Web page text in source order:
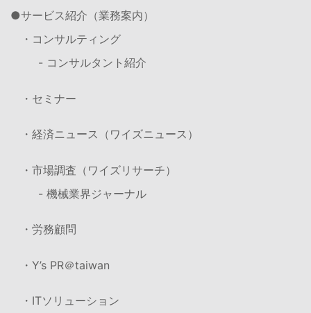
サービス紹介（業務案内）
・コンサルティング
- コンサルタント紹介
・セミナー
・経済ニュース（ワイズニュース）
・市場調査（ワイズリサーチ）
- 機械業界ジャーナル
・労務顧問
・Y’s PR＠taiwan
・ITソリューション